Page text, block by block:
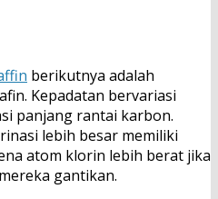
berikutnya adalah
Kepadatan bervariasi
panjang rantai karbon.
lebih besar memiliki
atom klorin lebih berat jika
gantikan.